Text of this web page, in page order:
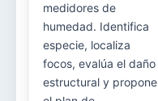
medidores de
humedad. Identifica
especie, localiza
focos, evalúa el daño
estructural y propone